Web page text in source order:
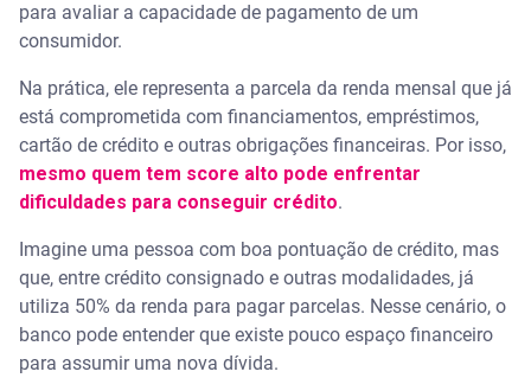
para avaliar a capacidade de pagamento de um
consumidor.
Na prática, ele representa a parcela da renda mensal que já
está comprometida com financiamentos, empréstimos,
cartão de crédito e outras obrigações financeiras. Por isso,
mesmo quem tem score alto pode enfrentar
dificuldades para conseguir crédito.
Imagine uma pessoa com boa pontuação de crédito, mas
que, entre crédito consignado e outras modalidades, já
utiliza 50% da renda para pagar parcelas. Nesse cenário, o
banco pode entender que existe pouco espaço financeiro
para assumir uma nova dívida.